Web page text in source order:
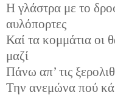
Η γλάστρα με το
αυλόπορτες
Καί τα κομμάτια οι
μαζί
Πάνω απ’ τις
Την ανεμώνα πού